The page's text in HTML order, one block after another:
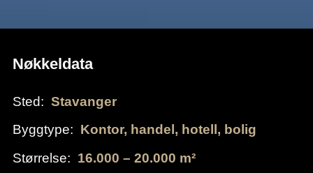
Nøkkeldata
Sted: Stavanger
Byggtype: Kontor, handel, hotell, bolig
Størrelse: 16.000 – 20.000 m²